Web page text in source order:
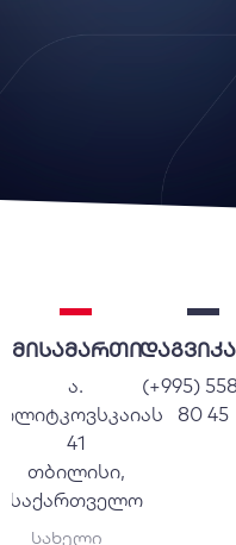
მისამართი
ა.
41
თბილისი,
საქართველო
(+995)
80 45